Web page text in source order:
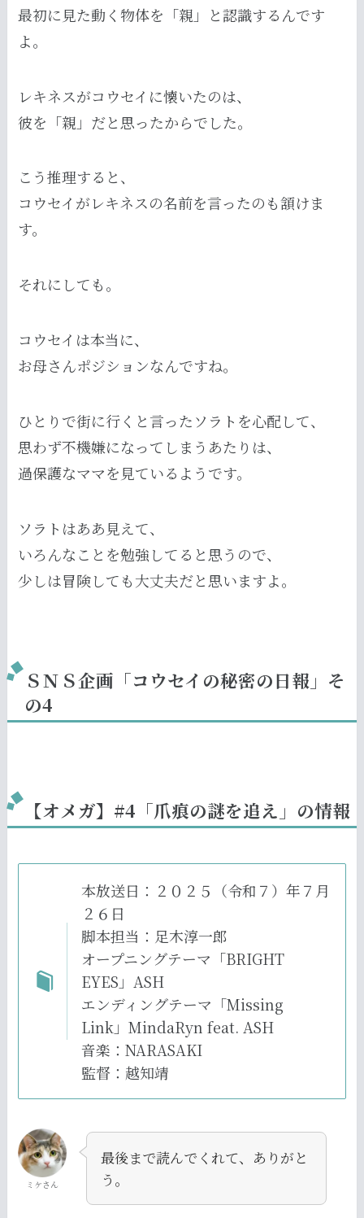
最初に見た動く物体を「親」と認識するんです
よ。
レキネスがコウセイに懐いたのは、
彼を「親」だと思ったからでした。
こう推理すると、
コウセイがレキネスの名前を言ったのも頷けま
す。
それにしても。
コウセイは本当に、
お母さんポジションなんですね。
ひとりで街に行くと言ったソラトを心配して、
思わず不機嫌になってしまうあたりは、
過保護なママを見ているようです。
ソラトはああ見えて、
いろんなことを勉強してると思うので、
少しは冒険しても大丈夫だと思いますよ。
ＳＮＳ企画「コウセイの秘密の日報」そ
の4
【オメガ】#4「爪痕の謎を追え」の情報
本放送日：２０２５（令和７）年７月
２６日
脚本担当：足木淳一郎
オープニングテーマ「BRIGHT
EYES」ASH
エンディングテーマ「Missing
Link」MindaRyn feat. ASH
音楽：NARASAKI
監督：越知靖
ミケさん
最後まで読んでくれて、ありがと
う。